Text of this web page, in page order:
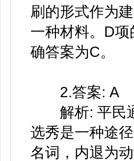
刷的形式作为
一种材料。D
确答案为C。
2.答案: A
解析: 平民通
选秀是一种途
名词，内退为